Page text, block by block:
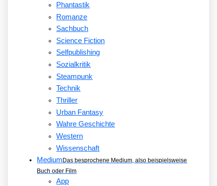
Phantastik
Romanze
Sachbuch
Science Fiction
Selfpublishing
Sozialkritik
Steampunk
Technik
Thriller
Urban Fantasy
Wahre Geschichte
Western
Wissenschaft
Medium Das besprochene Medium, also beispielsweise
Buch oder Film
App